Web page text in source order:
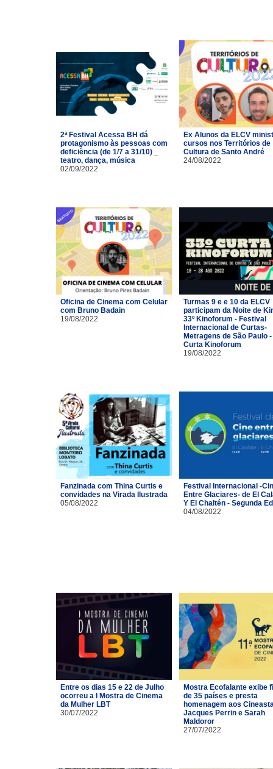
2ª Festival Acessa BH dá
protagonismo às pessoas com
deficiência (de 1/7 a 31/10) _
teatro, dança, música
02/09/2022
Ex Alunos da ELCV
cursos nos Territórios de
Cultura de Santo André
24/08/2022
Oficina de Cinema com Celular
com Bruno Badain
19/08/2022
Turmas 9 e e 10 da ELCV
participam da Noite de
33º Kinoforum - Festival
Internacional de Curtas-
Metragens de São Paulo -
Curta Kinoforum
19/08/2022
Fanzinada com Thina Curtis e
convidades na Virada Ilustrada
05/08/2022
Festival Internacional -
Entre Glaciares- de El
Y El Chaltén - Segunda
04/08/2022
Entre os dias 15 e 22 de Julho
ocorreu a I Mostra de Cinema
da Mulher LBT
30/07/2022
Mostra Ecofalante exibe
de 35 países e presta
homenagem aos
Jacques Perrin e Sarah
Maldoror
27/07/2022